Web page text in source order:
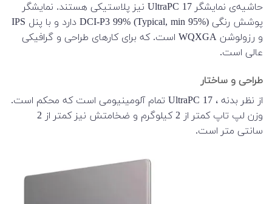
حاشیه‌ی نمایشگر UltraPC 17 نیز پلاستیکی هستند. نمایشگر
پوشش رنگی DCI-P3 99% (Typical, min 95%) دارد و با پنل IPS
و رزولوشن WQXGA است. که برای کارهای طراحی و گرافیکی
عالی است.
طراحی و ساختار
از نظر بدنه ، UltraPC 17 تمام آلومینیومی است که محکم‌ است.
وزن لپ تاپ کمتر از 2 کیلوگرم و ضخامتش نیز کمتر از 2
سانتی متر است.